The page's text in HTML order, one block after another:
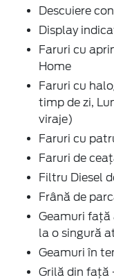
Descuiere
Display
Faruri cu
Home
Faruri cu
timp de zi,
viraje)
Faruri cu
Faruri de
Filtru Diesel
Frână de
Geamuri faţă
la o singură
Geamuri în
Grilă din față